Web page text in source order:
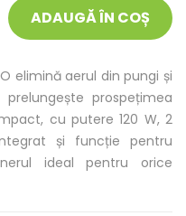
ADAUGĂ ÎN COȘ
elimină aerul din pungi și
prospețimea
cu putere 120 W, 2
și funcție pentru
ideal pentru orice